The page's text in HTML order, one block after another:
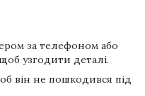
за телефоном або
узгодити деталі.
він не пошкодився під